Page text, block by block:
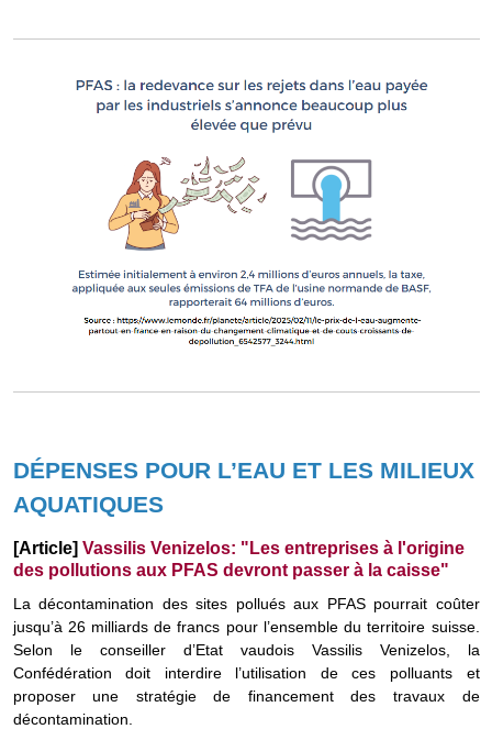
DÉPENSES POUR L’EAU ET LES MILIEUX
AQUATIQUES
[Article] Vassilis Venizelos: "Les entreprises à l'origine
des pollutions aux PFAS devront passer à la caisse"
La décontamination des sites pollués aux PFAS pourrait coûter
jusqu’à 26 milliards de francs pour l’ensemble du territoire suisse.
Selon le conseiller d’Etat vaudois Vassilis Venizelos, la
Confédération doit interdire l’utilisation de ces polluants et
proposer une stratégie de financement des travaux de
décontamination.